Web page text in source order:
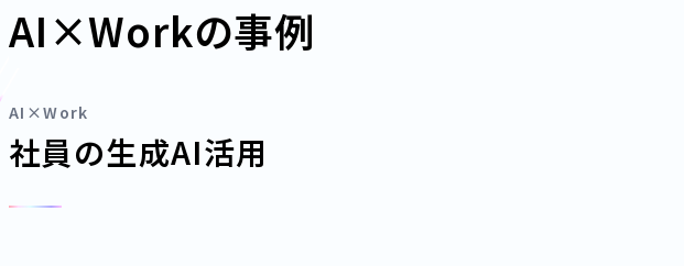
AI×Workの事例
AI×Work
社員の生成AI活用